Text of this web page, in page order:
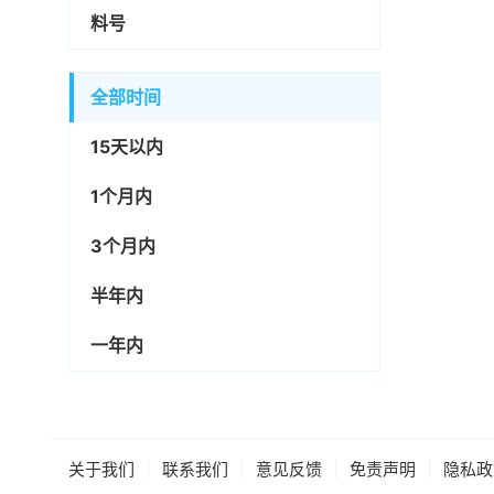
料号
全部时间
15天以内
1个月内
3个月内
半年内
一年内
关于我们 联系我们 意见反馈 免责声明 隐私